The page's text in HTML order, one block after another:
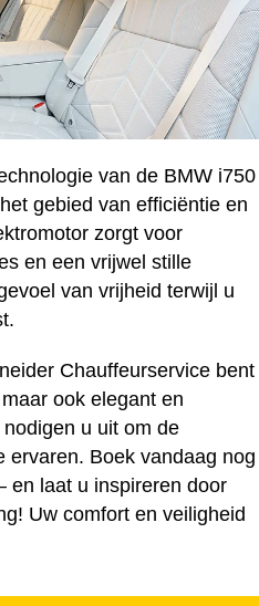
van de BMW i750
gebied van efficiëntie en
zorgt voor
en een vrijwel stille
van vrijheid terwijl u
Chauffeurservice bent
ook elegant en
u uit om de
ervaren. Boek vandaag nog
en laat u inspireren door
Uw comfort en veiligheid